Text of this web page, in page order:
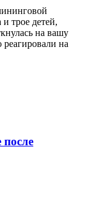
трое детей,
на вашу
на